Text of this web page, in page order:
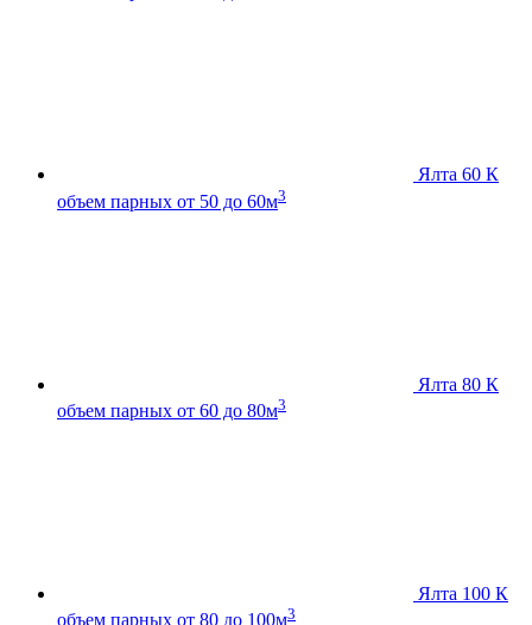
Ялта 60 К
объем парных от 50 до 60м3
Ялта 80 К
объем парных от 60 до 80м3
Ялта 100 К
объем парных от 80 до 100м3